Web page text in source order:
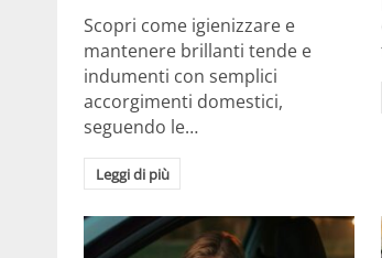
Scopri come igienizzare e
mantenere brillanti tende e
indumenti con semplici
accorgimenti domestici,
seguendo le…
Leggi di più